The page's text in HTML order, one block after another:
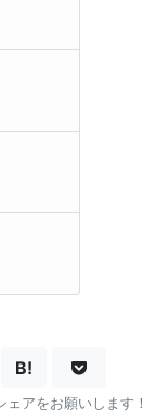
B!
アをお願いします！